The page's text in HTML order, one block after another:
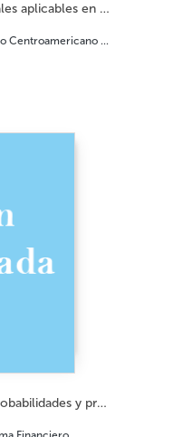
Procedimientos generales aplicables en una su...
Centroamericano ...
Curso de estadística, probabilidades y pron�...